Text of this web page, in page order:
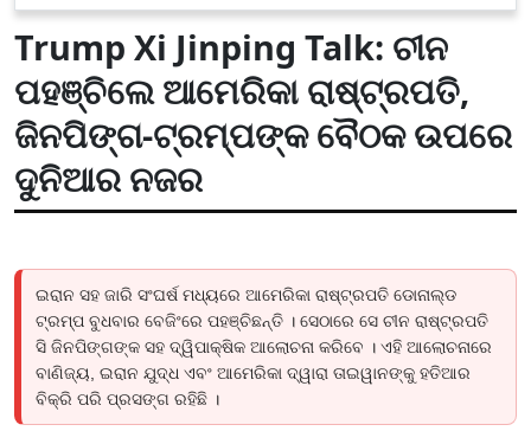
Trump Xi Jinping Talk: ଚୀନ
ପହଞ୍ଚିଲେ ଆମେରିକା ରାଷ୍ଟ୍ରପତି,
ଜିନପିଙ୍ଗ-ଟ୍ରମ୍ପଙ୍କ ବୈଠକ ଉପରେ
ଦୁନିଆର ନଜର
ଇରାନ ସହ ଜାରି ସଂଘର୍ଷ ମଧ୍ୟରେ ଆମେରିକା ରାଷ୍ଟ୍ରପତି ଡୋନାଲ୍ଡ
ଟ୍ରମ୍ପ ବୁଧବାର ବେଜିଂରେ ପହଞ୍ଚିଛନ୍ତି । ସେଠାରେ ସେ ଚୀନ ରାଷ୍ଟ୍ରପତି
ସି ଜିନପିଙ୍ଗଙ୍କ ସହ ଦ୍ୱିପାକ୍ଷିକ ଆଲୋଚନା କରିବେ । ଏହି ଆଲୋଚନାରେ
ବାଣିଜ୍ୟ, ଇରାନ ଯୁଦ୍ଧ ଏବଂ ଆମେରିକା ଦ୍ୱାରା ତାଇୱାନଙ୍କୁ ହତିଆର
ବିକ୍ରି ପରି ପ୍ରସଙ୍ଗ ରହିଛି ।